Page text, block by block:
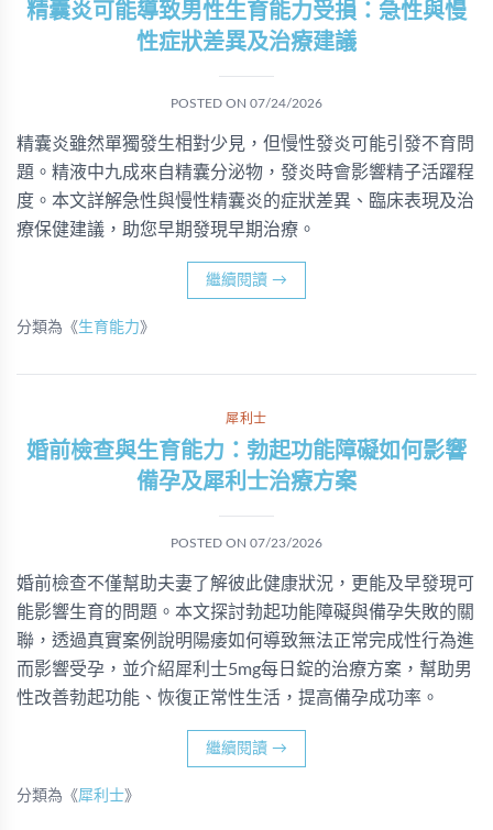
精囊炎可能導致男性生育能力受損：急性與慢
性症狀差異及治療建議
POSTED ON 07/24/2026
精囊炎雖然單獨發生相對少見，但慢性發炎可能引發不育問
題。精液中九成來自精囊分泌物，發炎時會影響精子活躍程
度。本文詳解急性與慢性精囊炎的症狀差異、臨床表現及治
療保健建議，助您早期發現早期治療。
繼續閱讀 →
分類為《生育能力》
犀利士
婚前檢查與生育能力：勃起功能障礙如何影響
備孕及犀利士治療方案
POSTED ON 07/23/2026
婚前檢查不僅幫助夫妻了解彼此健康狀況，更能及早發現可
能影響生育的問題。本文探討勃起功能障礙與備孕失敗的關
聯，透過真實案例說明陽痿如何導致無法正常完成性行為進
而影響受孕，並介紹犀利士5mg每日錠的治療方案，幫助男
性改善勃起功能、恢復正常性生活，提高備孕成功率。
繼續閱讀 →
分類為《犀利士》